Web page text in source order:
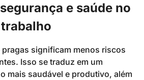
e saúde no
significam menos riscos
Isso se traduz em um
mais saudável e produtivo, além